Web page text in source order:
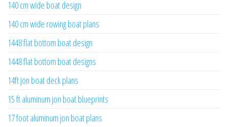
140 cm wide boat design
140 cm wide rowing boat plans
1448 flat bottom boat design
1448 flat bottom boat designs
14ft jon boat deck plans
15 ft aluminum jon boat blueprints
17 foot aluminum jon boat plans